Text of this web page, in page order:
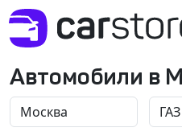
Автомобили в